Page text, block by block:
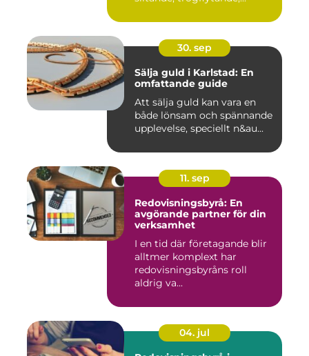
30. sep
Sälja guld i Karlstad: En
omfattande guide
Att sälja guld kan vara en
både lönsam och spännande
upplevelse, speciellt n&au...
11. sep
Redovisningsbyrå: En
avgörande partner för din
verksamhet
I en tid där företagande blir
alltmer komplext har
redovisningsbyråns roll
aldrig va...
04. jul